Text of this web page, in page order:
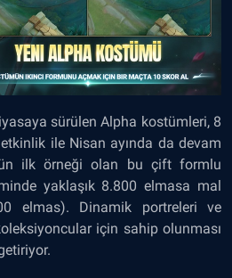
sürülen Alpha kostümleri, 8
ile Nisan ayında da devam
ilk örneği olan bu çift formlu
yaklaşık 8.800 elmasa mal
elmas). Dinamik portreleri ve
için sahip olunması